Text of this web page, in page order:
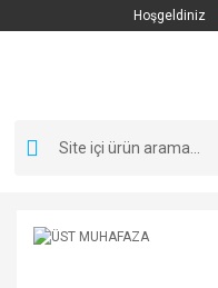
Hoşgeldiniz